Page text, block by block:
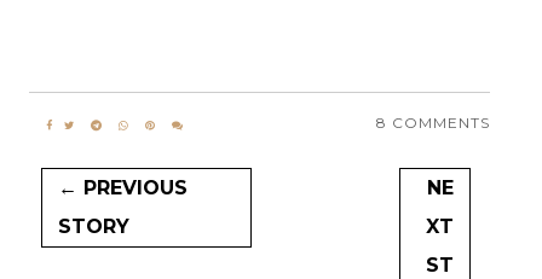
8 COMMENTS
← PREVIOUS
STORY
NE
XT
ST